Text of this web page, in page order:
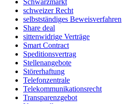
schweizer Recht
selbstständiges Beweisverfahren
Share deal
sittenwidrige Verträge
Smart Contract
Speditionsvertrag
Stellenangebote
Störerhaftung
Telefonzentrale
Telekommunikationsrecht
Transparenzgebot